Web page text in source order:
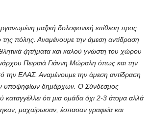
μαζική δολοφονική επίθεση προς
της πόλης. Αναμένουμε την άμεση αντίδραση
ζητήματα και καλού γνώστη του χώρου
Πειραιά Γιάννη Μώραλη όπως και την
την ΕΛΑΣ. Αναμένουμε την άμεση αντίδραση
υποψηφίων δημάρχων. Ο Σύνδεσμος
καταγγέλλει ότι μια ομάδα όχι 2-3 άτομα αλλά
μαχαίρωσαν, έσπασαν γραφεία και